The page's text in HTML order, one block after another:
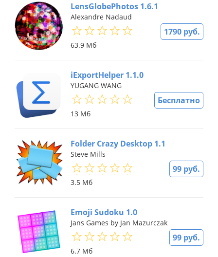
1790 руб.
LensGlobePhotos 1.6.1
Alexandre Nadaud
63.9 Мб
Бесплатно
iExportHelper 1.1.0
YUGANG WANG
13 Мб
99 руб.
Folder Crazy Desktop 1.1
Steve Mills
3.5 Мб
99 руб.
Emoji Sudoku 1.0
Jans Games by Jan Mazurczak
6.7 Мб